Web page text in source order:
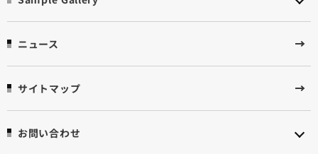
ニュース
サイトマップ
お問い合わせ